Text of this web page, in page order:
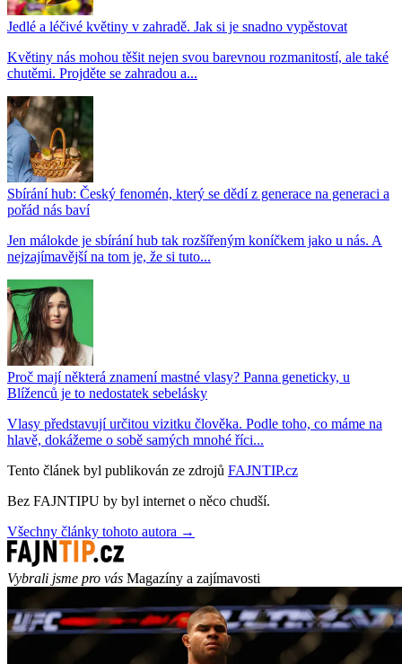
Jedlé a léčivé květiny v zahradě. Jak si je snadno vypěstovat
Květiny nás mohou těšit nejen svou barevnou rozmanitostí, ale také
chutěmi. Projděte se zahradou a...
Sbírání hub: Český fenomén, který se dědí z generace na generaci a
pořád nás baví
Jen málokde je sbírání hub tak rozšířeným koníčkem jako u nás. A
nejzajímavější na tom je, že si tuto...
Proč mají některá znamení mastné vlasy? Panna geneticky, u
Blíženců je to nedostatek sebelásky
Vlasy představují určitou vizitku člověka. Podle toho, co máme na
hlavě, dokážeme o sobě samých mnohé říci...
Tento článek byl publikován ze zdrojů FAJNTIP.cz
Bez FAJNTIPU by byl internet o něco chudší.
Všechny články tohoto autora →
Vybrali jsme pro vás Magazíny a zajímavosti